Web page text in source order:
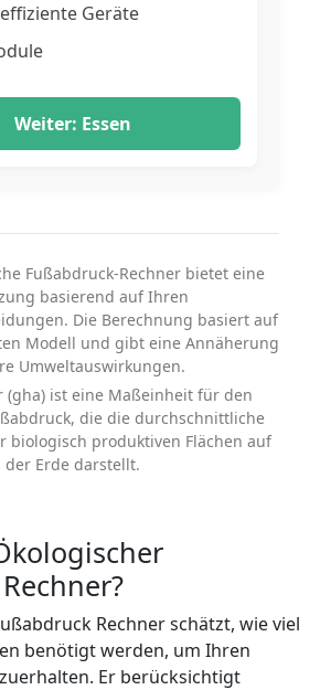
Geräte
Weiter: Essen
Fußabdruck-Rechner bietet eine
basierend auf Ihren
Die Berechnung basiert auf
Modell und gibt eine Annäherung
Umweltauswirkungen.
(gha) ist eine Maßeinheit für den
die die durchschnittliche
biologisch produktiven Flächen auf
der Erde darstellt.
Rechner schätzt, wie viel
benötigt werden, um Ihren
Er berücksichtigt